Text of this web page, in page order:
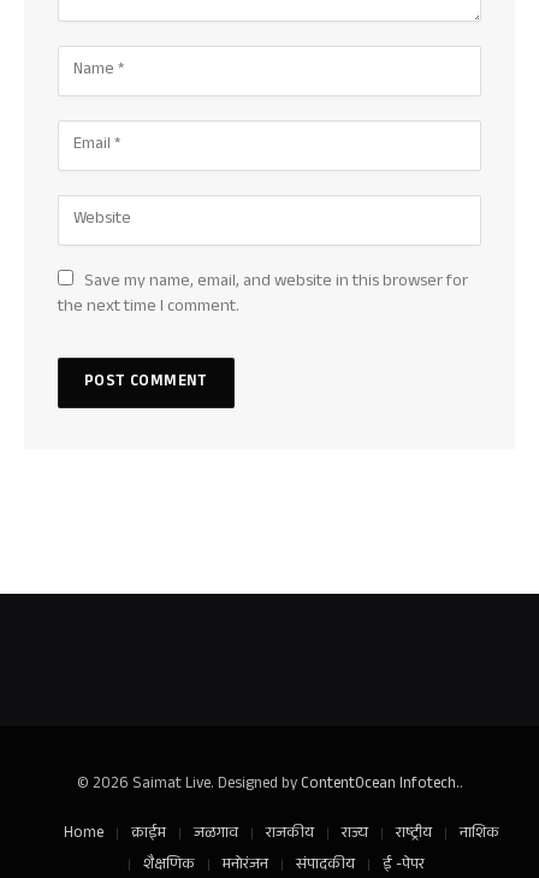
Save my name, email, and website in this browser for
the next time I comment.
© 2026 Saimat Live. Designed byContentOcean Infotech..
Home
क्राईम जळगाव राजकीय राज्य राष्ट्रीय
नाशिक
शैक्षणिक
मनोरंजन संपादकीय ई -पेपर